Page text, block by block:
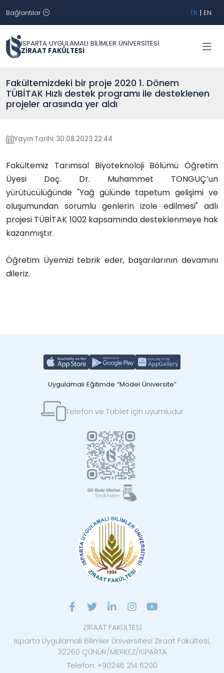
Bağlantılar TR | EN
ISPARTA UYGULAMALI BİLİMLER ÜNİVERSİTESİ
ZİRAAT FAKÜLTESİ
Fakültemizdeki bir proje 2020 1. Dönem
TÜBİTAK Hızlı destek programı ile desteklenen
projeler arasında yer aldı
Yayın Tarihi: 30.08.2023 22:44
Fakültemiz Tarımsal Biyoteknoloji Bölümü Öğretim
Üyesi Doç. Dr. Muhammet TONGUÇ’un
yürütücülüğünde "Yağ gülünde tapetum gelişimi ve
oluşumundan sorumlu genlerin izole edilmesi" adlı
projesi TÜBİTAK 1002 kapsamında desteklenmeye hak
kazanmıştır.
Öğretim Üyemizi tebrik eder, başarılarının devamını
dileriz.
Uygulamalı Eğitimde “Model Üniversite”
Telefon ve Tablet için uyumludur
ZİRAAT FAKÜLTESİ
Isparta Uygulamalı Bilimler Üniversitesi Ziraat Fakültesi,
32260 ÇÜNÜR/MERKEZ/ISPARTA
Telefon: +90246 214 6200